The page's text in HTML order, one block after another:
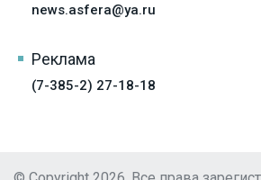
news.asfera@ya.ru
Реклама
(7-385-2) 27-18-18